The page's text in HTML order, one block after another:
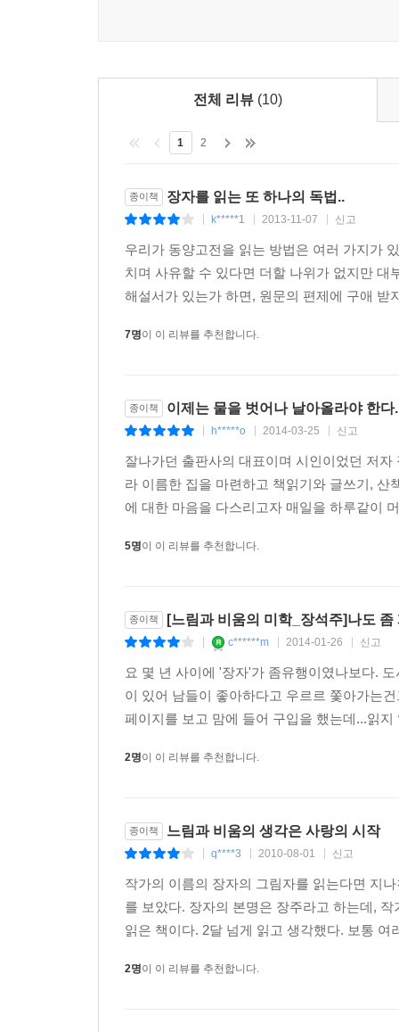
이른 사람을 '진인'이라고 부른다. 삶과 죽음에 초
---p.283
사는 자만이 비울 수 있고 비운 자만이 느림을 누
청바지를 입고 홍대 앞을 유유자적 어슬렁대는 '장
무시로 넘나드는 초월과 지혜의 진인, 웃음의
2천3백 년 전에 살았던 장자에게 과감히 '청바지'
통하지 않는 데가 없었다. 유유자적 천하를 유람
전체 리뷰 (10)
1 2
종이책 장자를 읽는 또 하나의 독법..
k*****1 2013-11-07 신고
우리가 동양고전을 읽는 방법은 여러 가지가
치며 사유할 수 있다면 더할 나위가 없지만
해설서가 있는가 하면, 원문의 편제에 구애
7명이 이 리뷰를 추천합니다.
종이책 이제는 물을 벗어나 날아올라야 한다.
h*****o 2014-03-25 신고
잘나가던 출판사의 대표이며 시인이었던 저
라 이름한 집을 마련하고 책읽기와 글쓰기,
에 대한 마음을 다스리고자 매일을 하루같이
5명이 이 리뷰를 추천합니다.
종이책 [느림과 비움의 미학_장석주]나도 좀
c******m 2014-01-26 신고
요 몇 년 사이에 '장자'가 좀유행이였나보다.
이 있어 남들이 좋아하다고 우르르 쫓아가는
페이지를 보고 맘에 들어 구입을 했는데...읽
2명이 이 리뷰를 추천합니다.
종이책 느림과 비움의 생각은 사랑의 시작
q****3 2010-08-01 신고
작가의 이름의 장자의 그림자를 읽는다면 지
를 보았다. 장자의 본명은 장주라고 하는데,
읽은 책이다. 2달 넘게 읽고 생각했다. 보통
2명이 이 리뷰를 추천합니다.